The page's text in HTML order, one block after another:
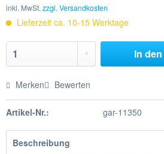
inkl. MwSt. zzgl. Versandkosten
Lieferzeit ca. 10-15 Werktage
In den
Merken Bewerten
Artikel-Nr.: gar-11350
Beschreibung